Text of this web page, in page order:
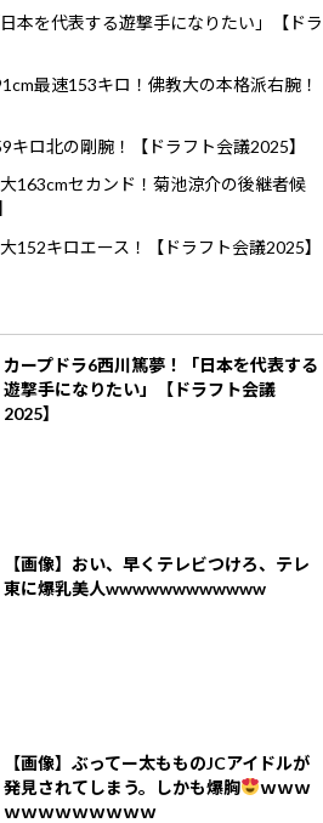
本を代表する遊撃手になりたい」【ドラ
最速153キロ！佛教大の本格派右腕！
キロ北の剛腕！【ドラフト会議2025】
163cmセカンド！菊池涼介の後継者候
152キロエース！【ドラフト会議2025】
カープドラ6西川篤夢！「日本を代表する
遊撃手になりたい」【ドラフト会議
2025】
【画像】おい、早くテレビつけろ、テレ
東に爆乳美人wwwwwwwwwwww
【画像】ぶってー太もものJCアイドルが
発見されてしまう。しかも爆胸
ｗｗｗ
ｗｗｗｗｗｗｗｗｗ